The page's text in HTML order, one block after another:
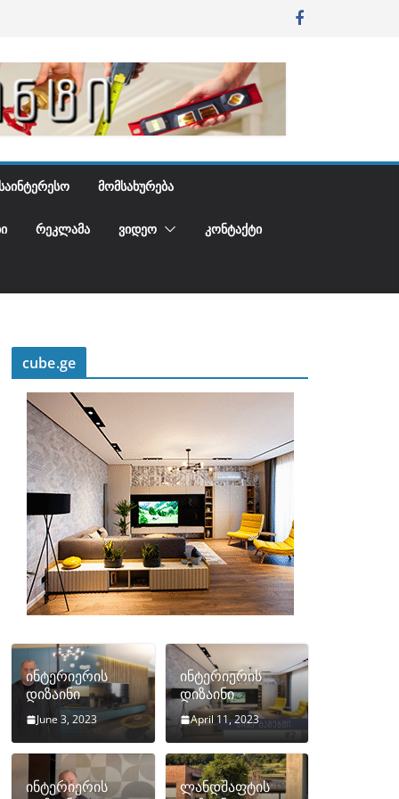
ᲡᲐᲘᲜᲢᲔᲠᲔᲡᲝ ᲛᲝᲛᲡᲐᲮᲣᲠᲔᲑᲐ
ᲠᲔᲙᲚᲐᲛᲐ ᲕᲘᲓᲔᲝ ᲙᲝᲜᲢᲐᲥᲢᲘ
cube.ge
ინტერიერის
დიზაინი
June 3, 2023
ინტერიერის
დიზაინი
April 11, 2023
ინტერიერის
ლანდშაფტის